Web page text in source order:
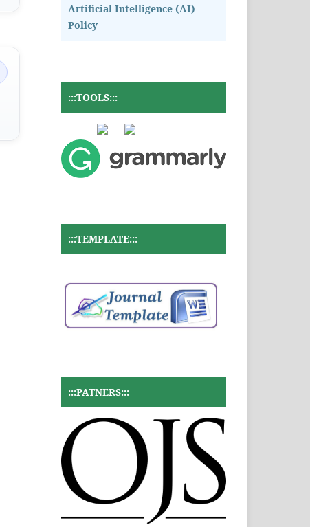
Artificial Intelligence (AI)
Policy
:::TOOLS:::
:::TEMPLATE:::
:::PATNERS:::